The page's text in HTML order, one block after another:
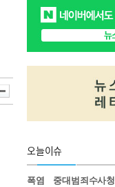
오늘이슈
폭염 중대범죄수사청